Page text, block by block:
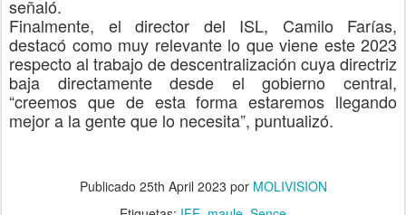
señaló.
Finalmente, el director del ISL,
Camilo Farías,
destacó como muy relevante lo que viene este 2023
respecto al trabajo de descentralización cuya directriz
baja directamente desde el gobierno central,
“creemos que de esta forma estaremos llegando
mejor a la gente que lo necesita”, puntualizó.
Publicado 25th April 2023 por MOLIVISION